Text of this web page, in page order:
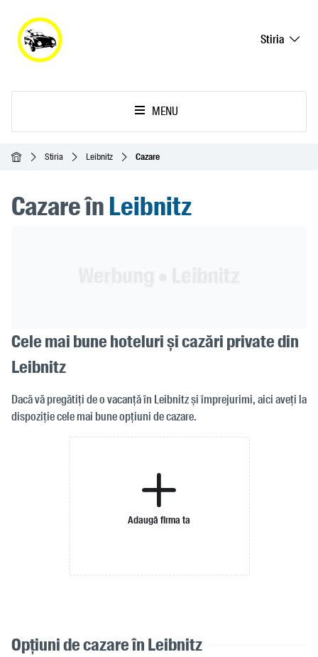
Stiria
MENU
Acasă Stiria Leibnitz Cazare
Cazare înLeibnitz
Cele mai bune hoteluri și cazări private din
Leibnitz
Dacă vă pregătiți de o vacanță în Leibnitz și împrejurimi, aici aveți la
dispoziție cele mai bune opțiuni de cazare.
Adaugă firma ta
Opțiuni de cazare în Leibnitz